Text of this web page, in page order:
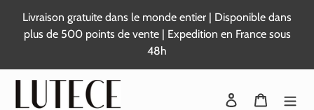
contenu
Livraison gratuite dans le monde entier | Disponible dans
plus de 500 points de vente | Expedition en France sous
48h
Se connecter
Panier